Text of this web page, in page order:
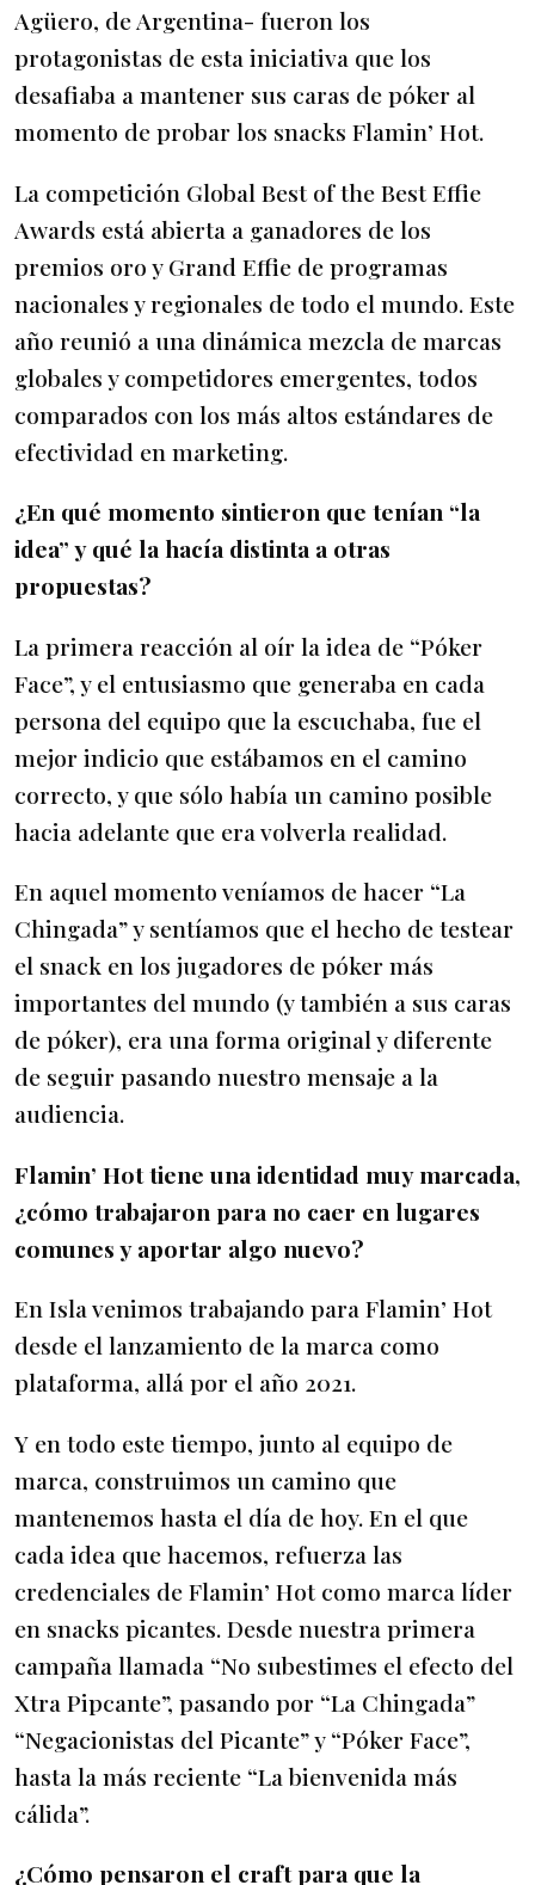
Agüero, de Argentina- fueron los
protagonistas de esta iniciativa que los
desafiaba a mantener sus caras de póker al
momento de probar los snacks Flamin’ Hot.
La competición Global Best of the Best Effie
Awards está abierta a ganadores de los
premios oro y Grand Effie de programas
nacionales y regionales de todo el mundo. Este
año reunió a una dinámica mezcla de marcas
globales y competidores emergentes, todos
comparados con los más altos estándares de
efectividad en marketing.
¿En qué momento sintieron que tenían “la
idea” y qué la hacía distinta a otras
propuestas?
La primera reacción al oír la idea de “Póker
Face”, y el entusiasmo que generaba en cada
persona del equipo que la escuchaba, fue el
mejor indicio que estábamos en el camino
correcto, y que sólo había un camino posible
hacia adelante que era volverla realidad.
En aquel momento veníamos de hacer “La
Chingada” y sentíamos que el hecho de testear
el snack en los jugadores de póker más
importantes del mundo (y también a sus caras
de póker), era una forma original y diferente
de seguir pasando nuestro mensaje a la
audiencia.
Flamin’ Hot tiene una identidad muy marcada,
¿cómo trabajaron para no caer en lugares
comunes y aportar algo nuevo?
En Isla venimos trabajando para Flamin’ Hot
desde el lanzamiento de la marca como
plataforma, allá por el año 2021.
Y en todo este tiempo, junto al equipo de
marca, construimos un camino que
mantenemos hasta el día de hoy. En el que
cada idea que hacemos, refuerza las
credenciales de Flamin’ Hot como marca líder
en snacks picantes. Desde nuestra primera
campaña llamada “No subestimes el efecto del
Xtra Pipcante”, pasando por “La Chingada”
“Negacionistas del Picante” y “Póker Face”,
hasta la más reciente “La bienvenida más
cálida”.
¿Cómo pensaron el craft para que la